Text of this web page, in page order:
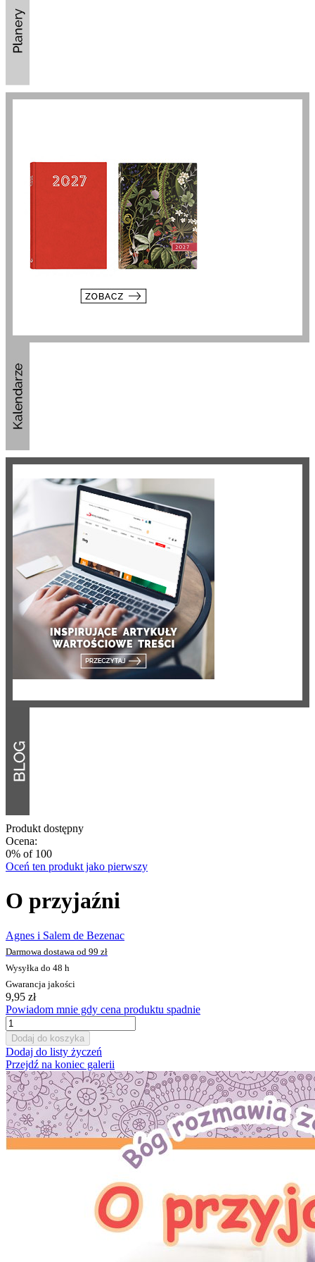
Produkt dostępny
Ocena:
0% of 100
Oceń ten produkt jako pierwszy
O przyjaźni
Agnes i Salem de Bezenac
Darmowa dostawa od 99 zł
Wysyłka do 48 h
Gwarancja jakości
9,95 zł
Powiadom mnie gdy cena produktu spadnie
Dodaj do koszyka
Dodaj do listy życzeń
Przejdź na koniec galerii